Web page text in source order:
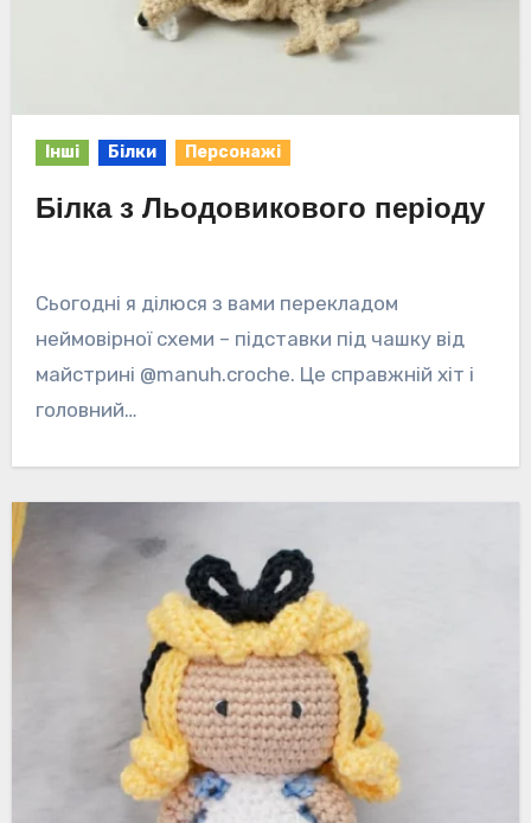
Інші Білки Персонажі
Білка з Льодовикового періоду
Сьогодні я ділюся з вами перекладом
неймовірної схеми – підставки під чашку від
майстрині @manuh.croche. Це справжній хіт і
головний…